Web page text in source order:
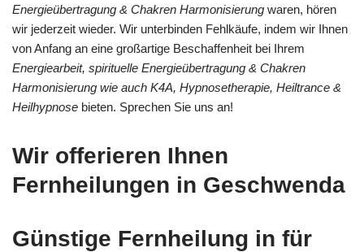
Energieübertragung & Chakren Harmonisierung waren, hören
wir jederzeit wieder. Wir unterbinden Fehlkäufe, indem wir Ihnen
von Anfang an eine großartige Beschaffenheit bei Ihrem
Energiearbeit, spirituelle Energieübertragung & Chakren
Harmonisierung wie auch K4A, Hypnosetherapie, Heiltrance &
Heilhypnose bieten. Sprechen Sie uns an!
Wir offerieren Ihnen
Fernheilungen in Geschwenda
Günstige Fernheilung in für